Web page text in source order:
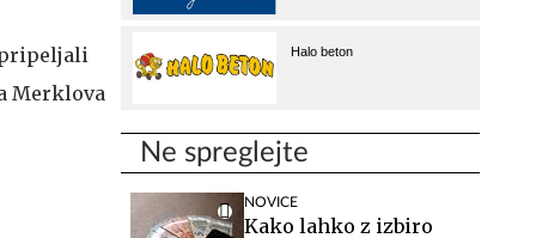
pripeljali
Merklova
Ne spreglejte
NOVICE
Kako lahko z izbiro